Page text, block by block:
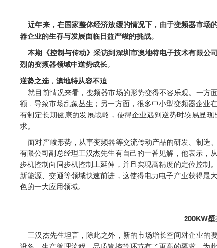
近年来，在国家整体经济放缓的情况下，由于变频器市场
器企业的生存与发展面临日益严峻的挑战。
本期《控制与传动》采访到深圳市澳地特电子技术有限公
烈的变频器领域中逆势成长。
逆势之选，澳地特从容不迫
就目前情况来看，变频器市场的形势变得不容乐观。一方
额，导致市场乱象丛生；另一方面，很多中小型变频器企业
有制定长期健康的发展战略，使得企业遇到逆势时较易显
求。
面对严峻形势，从事变频器等交流传动产品的研发、制造
有限公司副总经理王汉杰先生有自己的一番见解，他表示，
步机控制向同步机控制上延伸，并且实现高精度的定位控制
新能源、交通等领域快速前进，这使得电力电子产业获得最
色的一大应用领域。
200KW壁
王汉杰先生坦言，除此之外，新的市场增长空间对企业的
设备、生产管理流程、品质管控等环节有了更高的要求。为